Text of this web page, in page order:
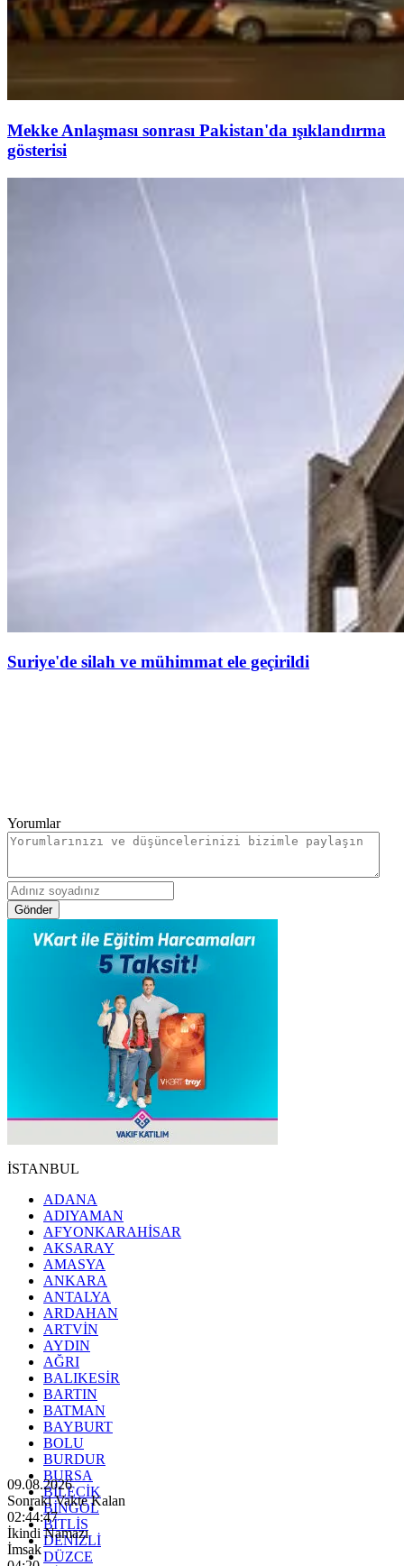
Mekke Anlaşması sonrası Pakistan'da ışıklandırma
gösterisi
Suriye'de silah ve mühimmat ele geçirildi
Yorumlar
Gönder
İSTANBUL
ADANA
ADIYAMAN
AFYONKARAHİSAR
AKSARAY
AMASYA
ANKARA
ANTALYA
ARDAHAN
ARTVİN
AYDIN
AĞRI
BALIKESİR
BARTIN
BATMAN
BAYBURT
BOLU
BURDUR
BURSA
BİLECİK
BİNGÖL
BİTLİS
DENİZLİ
DÜZCE
09.08.2026
Sonraki Vakte Kalan
02:44:45
İkindi Namazı
İmsak